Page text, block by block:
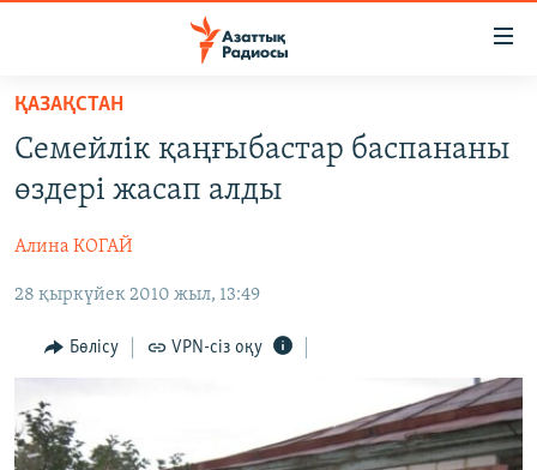
Skip
main
content
to
Navigation
Search
AZATTYQTV
ҚАҢТАР ОҚИҒАСЫ
АДАМ ҚҰҚЫҚТАРЫ
ӘЛЕУМЕТ
АРНАЙЫ ЖОБАЛАР
ҚАЗАҚСТАН
Семейлік қаңғыбастар баспананы
өздері жасап алды
Алина КОГАЙ
28 қыркүйек 2010 жыл, 13:49
Бөлісу VPN-сіз оқу